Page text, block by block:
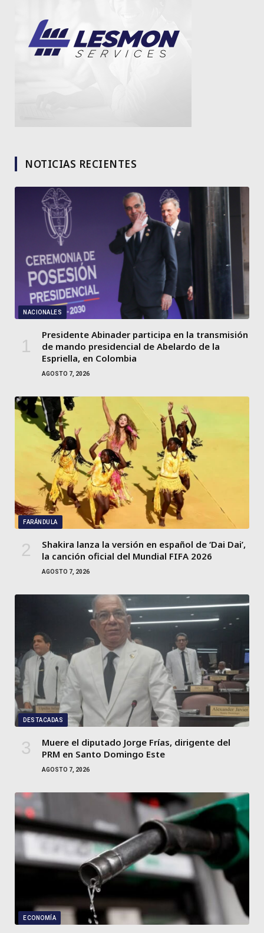
NOTICIAS RECIENTES
NACIONALES
Presidente Abinader participa en la transmisión
de mando presidencial de Abelardo de la
Espriella, en Colombia
AGOSTO 7, 2026
FARÁNDULA
Shakira lanza la versión en español de ‘Dai Dai’,
la canción oficial del Mundial FIFA 2026
AGOSTO 7, 2026
DESTACADAS
Muere el diputado Jorge Frías, dirigente del
PRM en Santo Domingo Este
AGOSTO 7, 2026
ECONOMÍA